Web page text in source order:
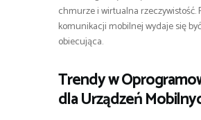
chmurze i wirtualna rzeczywistość.
komunikacji mobilnej wydaje się
obiecująca.
Trendy w
dla Urządzeń